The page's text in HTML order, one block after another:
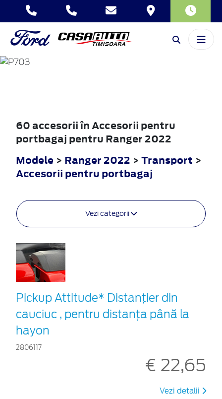
RANGER
60 accesorii în Accesorii pentru
portbagaj pentru Ranger 2022
Modele > Ranger 2022 > Transport >
Accesorii pentru portbagaj
Vezi categorii
Pickup Attitude* Distanțier din
cauciuc , pentru distanța până la
hayon
2806117
€ 22,65
Vezi detalii